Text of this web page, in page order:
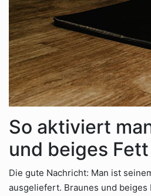
So aktiviert
und beiges Fett
Die gute Nachricht: Man ist
ausgeliefert. Braunes und beiges